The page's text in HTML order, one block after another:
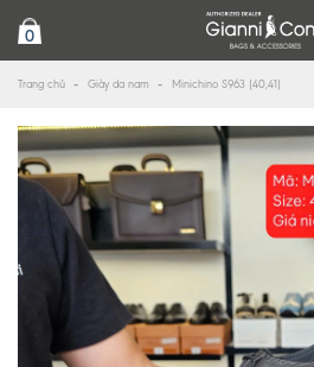
0
Trang chủ Giày da nam Minichino S963 (40,41)